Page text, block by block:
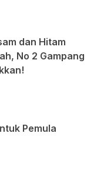
dan Hitam
No 2 Gampang
Pemula